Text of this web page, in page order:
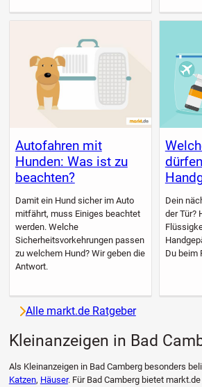
Autofahren mit
Hunden: Was ist zu
beachten?
Damit ein Hund sicher im Auto
mitfährt, muss Einiges beachtet
werden. Welche
Sicherheitsvorkehrungen passen
zu welchem Hund? Wir geben die
Antwort.
Dein
der Tür?
Du beim
Alle markt.de Ratgeber
Kleinanzeigen in Bad
Als Kleinanzeigen in Bad Camberg besonders
Katzen, Häuser. Für Bad Camberg bietet